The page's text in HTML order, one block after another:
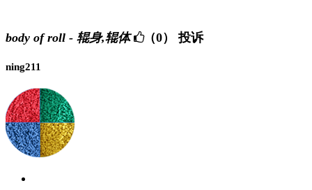
body of roll - 辊身,辊体 （0） 投诉
ning211